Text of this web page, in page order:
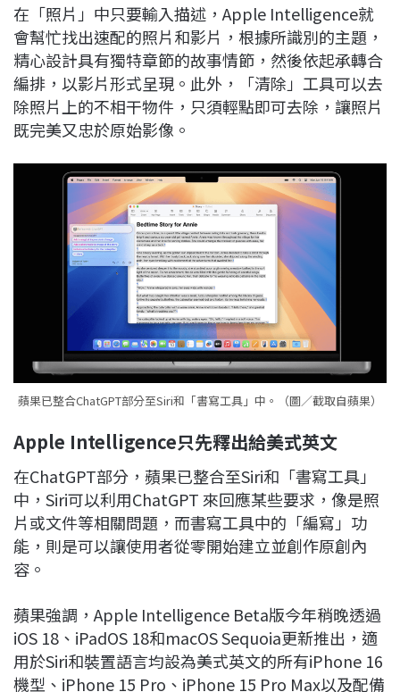
在「照片」中只要輸入描述，Apple Intelligence就
會幫忙找出速配的照片和影片，根據所識別的主題，
精心設計具有獨特章節的故事情節，然後依起承轉合
編排，以影片形式呈現。此外，「清除」工具可以去
除照片上的不相干物件，只須輕點即可去除，讓照片
既完美又忠於原始影像。
蘋果已整合ChatGPT部分至Siri和「書寫工具」中。（圖／截取自蘋果）
Apple Intelligence只先釋出給美式英文
在ChatGPT部分，蘋果已整合至Siri和「書寫工具」
中，Siri可以利用ChatGPT 來回應某些要求，像是照
片或文件等相關問題，而書寫工具中的「編寫」功
能，則是可以讓使用者從零開始建立並創作原創內
容。
蘋果強調，Apple Intelligence Beta版今年稍晚透過
iOS 18、iPadOS 18和macOS Sequoia更新推出，適
用於Siri和裝置語言均設為美式英文的所有iPhone 16
機型、iPhone 15 Pro、iPhone 15 Pro Max以及配備